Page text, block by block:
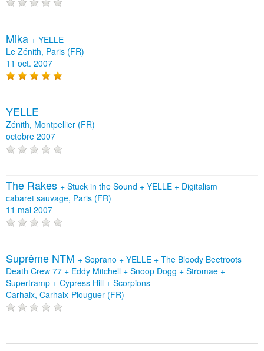
Mika + YELLE
Le Zénith, Paris (FR)
11 oct. 2007
YELLE
Zénith, Montpellier (FR)
octobre 2007
The Rakes + Stuck in the Sound + YELLE + Digitalism
cabaret sauvage, Paris (FR)
11 mai 2007
Suprême NTM + Soprano + YELLE + The Bloody Beetroots
Death Crew 77 + Eddy Mitchell + Snoop Dogg + Stromae +
Supertramp + Cypress Hill + Scorpions
Carhaix, Carhaix-Plouguer (FR)